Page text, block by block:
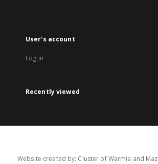
User's account
Log in
Recently viewed
Website created by: Cluster of Warmia and